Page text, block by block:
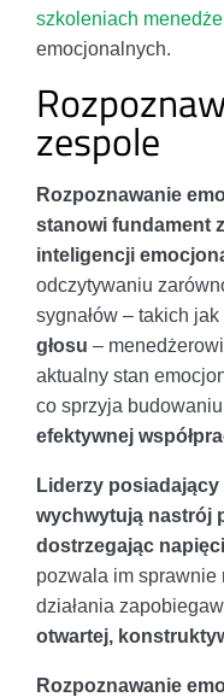
szkoleniach
emocjonalnych.
zespole
Rozpoznawanie
stanowi fundament
inteligencji
odczytywaniu
sygnałów – takich jak
głosu –
aktualny stan
co sprzyja
efektywnej
Liderzy
wychwytują nastrój
dostrzegając
pozwala im
działania
otwartej,
Rozpoznawanie